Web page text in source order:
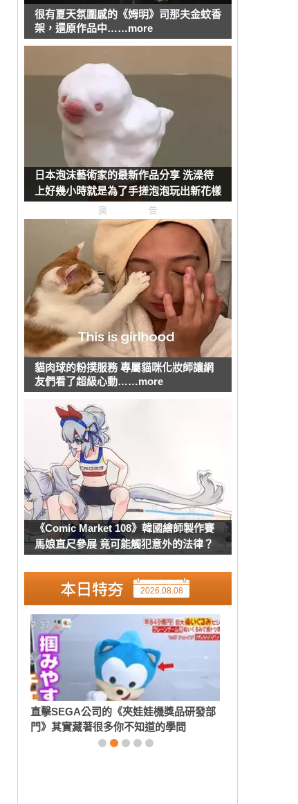
很有夏天氛圍感的《姆明》司那夫金蚊香
架，還原作品中……more
日本泡沫藝術家的最新作品分享 洗澡待
上好幾小時就是為了手搓泡泡玩出新花樣
廣告
貓肉球的粉撲服務 專屬貓咪化妝師讓網
友們看了超級心動……more
《Comic Market 108》韓國繪師製作賽
馬娘直尺參展 竟可能觸犯意外的法律？
2026.08.08